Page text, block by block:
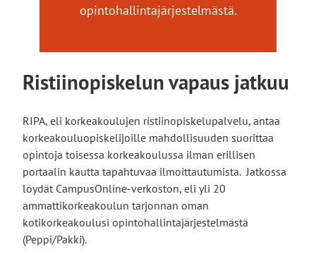
opintohallintajärjestelmästä.
Ristiinopiskelun vapaus jatkuu
RIPA, eli korkeakoulujen ristiinopiskelupalvelu, antaa
korkeakouluopiskelijoille mahdollisuuden suorittaa
opintoja toisessa korkeakoulussa ilman erillisen
portaalin kautta tapahtuvaa ilmoittautumista. Jatkossa
löydät CampusOnline-verkoston, eli yli 20
ammattikorkeakoulun tarjonnan oman
kotikorkeakoulusi opintohallintajärjestelmästä
(Peppi/Pakki).